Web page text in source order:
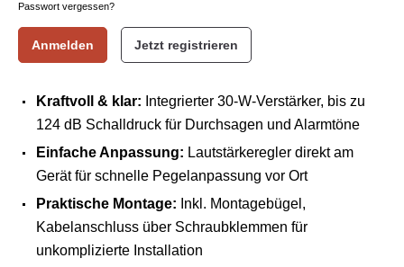
Passwort vergessen?
Anmelden Jetzt registrieren
Kraftvoll & klar: Integrierter 30-W-Verstärker, bis zu
124 dB Schalldruck für Durchsagen und Alarmtöne
Einfache Anpassung: Lautstärkeregler direkt am
Gerät für schnelle Pegelanpassung vor Ort
Praktische Montage: Inkl. Montagebügel,
Kabelanschluss über Schraubklemmen für
unkomplizierte Installation